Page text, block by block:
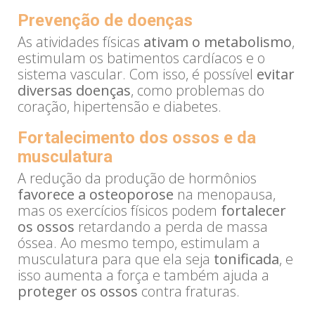
Prevenção de doenças
As atividades físicas ativam o metabolismo,
estimulam os batimentos cardíacos e o
sistema vascular. Com isso, é possível evitar
diversas doenças, como problemas do
coração, hipertensão e diabetes.
Fortalecimento dos ossos e da
musculatura
A redução da produção de hormônios
favorece a osteoporose na menopausa,
mas os exercícios físicos podem fortalecer
os ossos retardando a perda de massa
óssea. Ao mesmo tempo, estimulam a
musculatura para que ela seja tonificada, e
isso aumenta a força e também ajuda a
proteger os ossos contra fraturas.